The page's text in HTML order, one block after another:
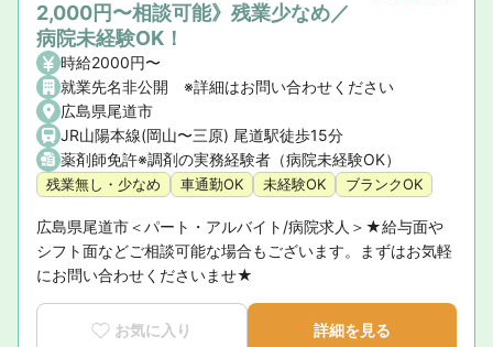
2,000円〜相談可能》残業少なめ／
病院未経験OK！
時給2000円〜
就業先名非公開 ※詳細はお問い合わせください
広島県尾道市
JR山陽本線(岡山〜三原) 尾道駅徒歩15分
薬剤師免許※調剤の実務経験者（病院未経験OK）
残業無し・少なめ 車通勤OK 未経験OK ブランクOK
広島県尾道市＜パート・アルバイト/病院求人＞★給与面や
シフト面などご相談可能な場合もございます。まずはお気軽
にお問い合わせくださいませ★
お気に入り 詳細を見る